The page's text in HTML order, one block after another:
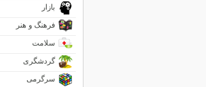
بازار
فرهنگ و هنر
سلامت
گردشگری
سرگرمی